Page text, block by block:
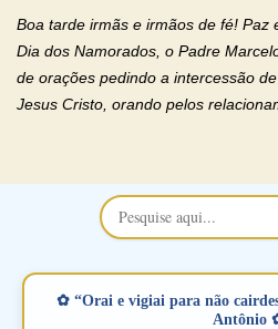
relacionamento e que minaram,
casal. Vamos orar (coloque o seu
Deus). "Senhor Jesus, restaura os
Boa tarde irmãs e irmãos de fé! Paz
Dia dos Namorados, o Padre
de orações pedindo a intercessão
Jesus Cristo, orando pelos
maravilhosos cartões que coloquei
esta abençoada semana no
vamos juntos formar esta forte
verdadeiro, ou que está com
amoroso, creia na poderosa
✿ “Orai e vigiai para não
Antônio